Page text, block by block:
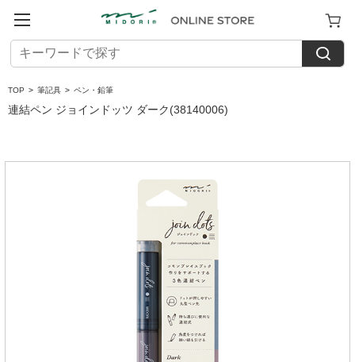
TOP > 筆記具 > ペン・鉛筆
連結ペン ジョインドッツ ダーク(38140006)